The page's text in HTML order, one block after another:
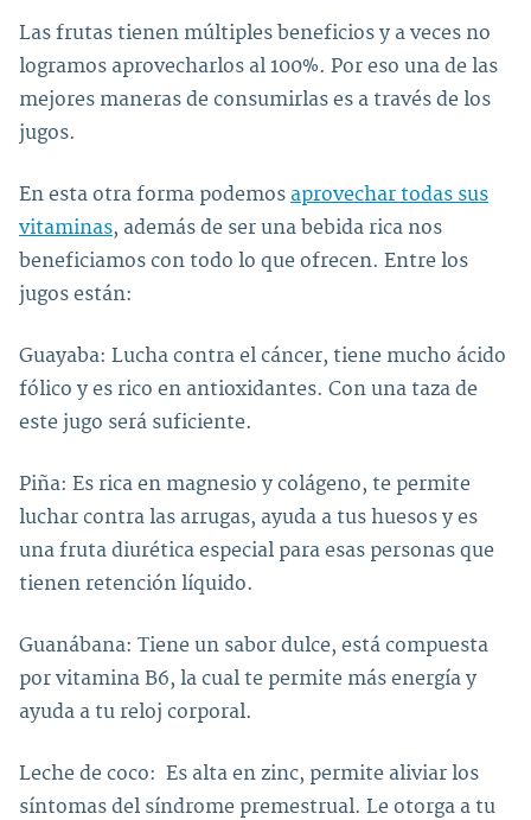
Las frutas tienen múltiples beneficios y a veces no
logramos aprovecharlos al 100%. Por eso una de las
mejores maneras de consumirlas es a través de los
jugos.
En esta otra forma podemos aprovechar todas sus
vitaminas, además de ser una bebida rica nos
beneficiamos con todo lo que ofrecen. Entre los
jugos están:
Guayaba: Lucha contra el cáncer, tiene mucho ácido
fólico y es rico en antioxidantes. Con una taza de
este jugo será suficiente.
Piña: Es rica en magnesio y colágeno, te permite
luchar contra las arrugas, ayuda a tus huesos y es
una fruta diurética especial para esas personas que
tienen retención líquido.
Guanábana: Tiene un sabor dulce, está compuesta
por vitamina B6, la cual te permite más energía y
ayuda a tu reloj corporal.
Leche de coco: Es alta en zinc, permite aliviar los
síntomas del síndrome premestrual. Le otorga a tu